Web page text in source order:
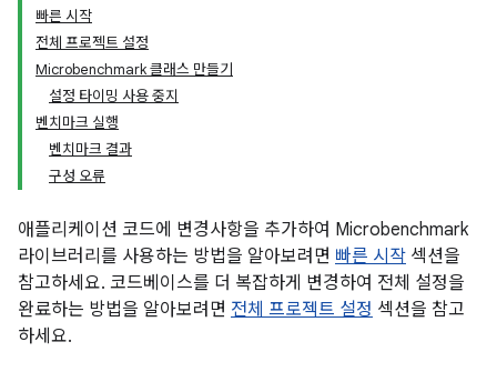
빠른 시작
전체 프로젝트 설정
Microbenchmark 클래스 만들기
설정 타이밍 사용 중지
벤치마크 실행
벤치마크 결과
구성 오류
애플리케이션 코드에 변경사항을 추가하여 Microbenchmark
라이브러리를 사용하는 방법을 알아보려면 빠른 시작 섹션을
참고하세요. 코드베이스를 더 복잡하게 변경하여 전체 설정을
완료하는 방법을 알아보려면 전체 프로젝트 설정 섹션을 참고
하세요.